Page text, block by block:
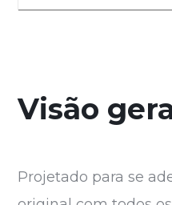
Visão
Projetado para se